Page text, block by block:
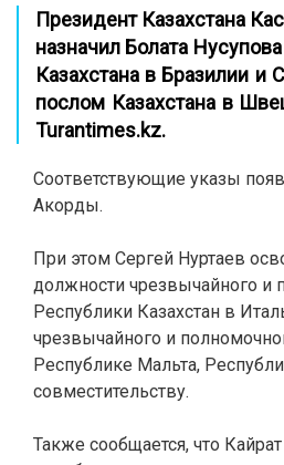
Президент Казахстана
назначил Болата
Казахстана в Бразилии и
послом Казахстана в
Turantimes.kz.
Соответствующие указы
Акорды.
При этом Сергей Нуртаев
должности чрезвычайного и
Республики Казахстан в
чрезвычайного и
Республике Мальта,
совместительству.
Также сообщается, что